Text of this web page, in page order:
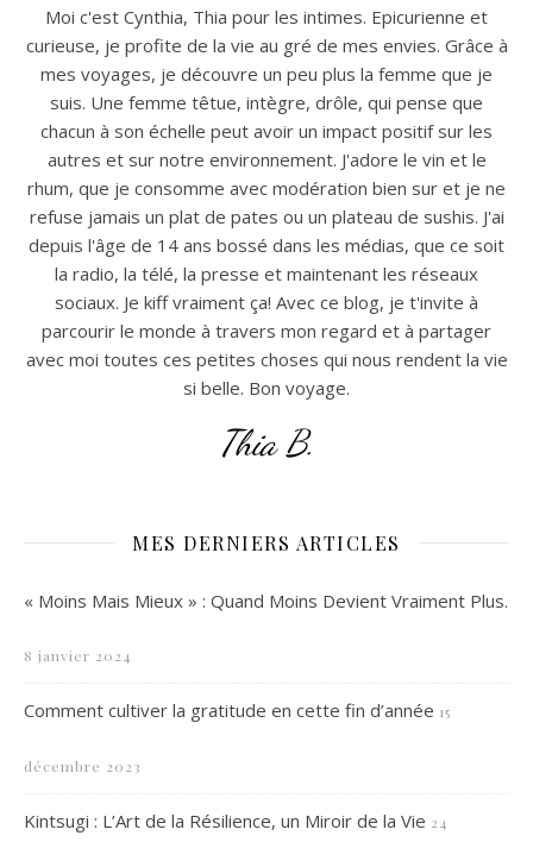
Moi c'est Cynthia, Thia pour les intimes. Epicurienne et
curieuse, je profite de la vie au gré de mes envies. Grâce à
mes voyages, je découvre un peu plus la femme que je
suis. Une femme têtue, intègre, drôle, qui pense que
chacun à son échelle peut avoir un impact positif sur les
autres et sur notre environnement. J'adore le vin et le
rhum, que je consomme avec modération bien sur et je ne
refuse jamais un plat de pates ou un plateau de sushis. J'ai
depuis l'âge de 14 ans bossé dans les médias, que ce soit
la radio, la télé, la presse et maintenant les réseaux
sociaux. Je kiff vraiment ça! Avec ce blog, je t'invite à
parcourir le monde à travers mon regard et à partager
avec moi toutes ces petites choses qui nous rendent la vie
si belle. Bon voyage.
Thia B.
MES DERNIERS ARTICLES
« Moins Mais Mieux » : Quand Moins Devient Vraiment Plus.
8 janvier 2024
Comment cultiver la gratitude en cette fin d’année 15
décembre 2023
Kintsugi : L’Art de la Résilience, un Miroir de la Vie 24